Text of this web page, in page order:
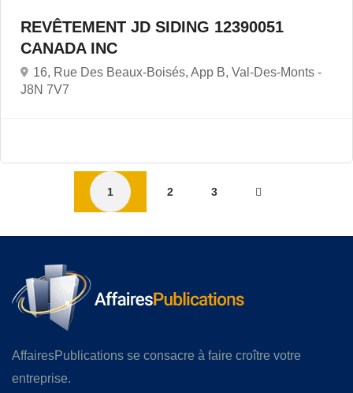
REVÊTEMENT JD SIDING 12390051
CANADA INC
16, Rue Des Beaux-Boisés, App B, Val-Des-Monts -
J8N 7V7
1 2 3
AffairesPublications se consacre à faire croître votre
entreprise.